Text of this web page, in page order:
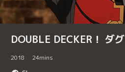
DOUBLE DECKER！ ダ
2018 24mins